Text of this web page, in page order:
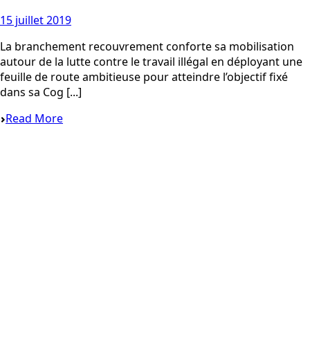
15 juillet 2019
La branchement recouvrement conforte sa mobilisation
autour de la lutte contre le travail illégal en déployant une
feuille de route ambitieuse pour atteindre l’objectif fixé
dans sa Cog [...]
Read More